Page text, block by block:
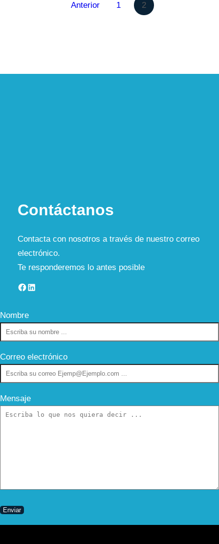
Anterior 1 2
Contáctanos
Contacta con nosotros a través de nuestro correo
electrónico.
Te responderemos lo antes posible
Facebook LinkedIn
Nombre
Correo electrónico
Mensaje